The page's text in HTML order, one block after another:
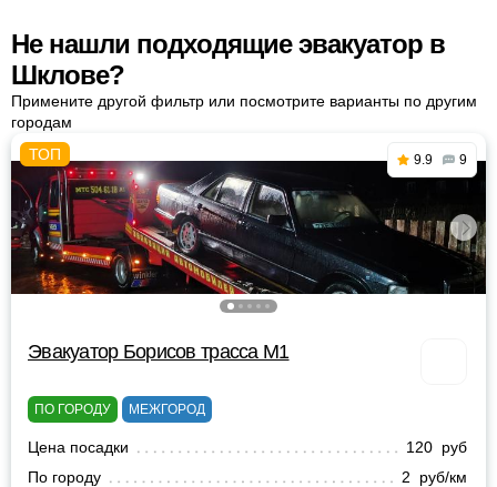
Не нашли подходящие эвакуатор в
Шклове?
Примените другой фильтр или посмотрите варианты по другим
городам
9.9 9
Эвакуатор Борисов трасса М1
ПО ГОРОДУ МЕЖГОРОД
Цена посадки
120 руб
По городу
2 руб/км